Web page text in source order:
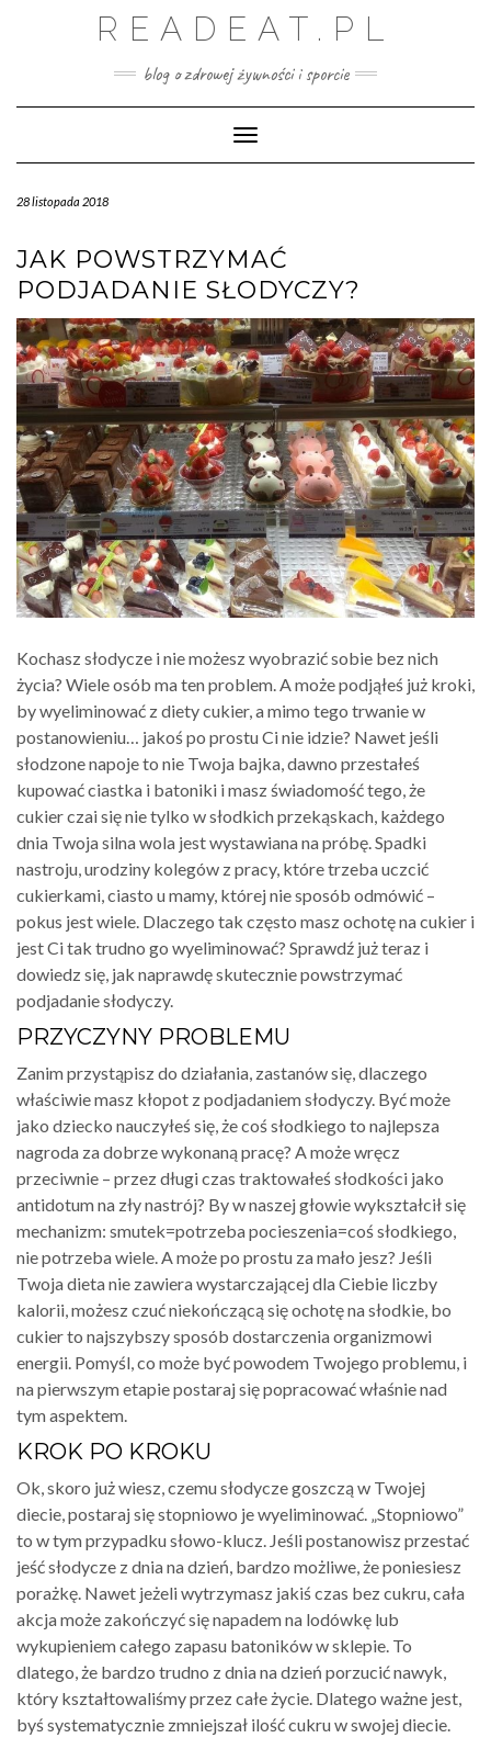
READEAT.PL
blog o zdrowej żywności i sporcie
Toggle Navigation
28 listopada 2018
JAK POWSTRZYMAĆ
PODJADANIE SŁODYCZY?
Kochasz słodycze i nie możesz wyobrazić sobie bez nich
życia? Wiele osób ma ten problem. A może podjąłeś już kroki,
by wyeliminować z diety cukier, a mimo tego trwanie w
postanowieniu… jakoś po prostu Ci nie idzie? Nawet jeśli
słodzone napoje to nie Twoja bajka, dawno przestałeś
kupować ciastka i batoniki i masz świadomość tego, że
cukier czai się nie tylko w słodkich przekąskach, każdego
dnia Twoja silna wola jest wystawiana na próbę. Spadki
nastroju, urodziny kolegów z pracy, które trzeba uczcić
cukierkami, ciasto u mamy, której nie sposób odmówić –
pokus jest wiele. Dlaczego tak często masz ochotę na cukier i
jest Ci tak trudno go wyeliminować? Sprawdź już teraz i
dowiedz się, jak naprawdę skutecznie powstrzymać
podjadanie słodyczy.
PRZYCZYNY PROBLEMU
Zanim przystąpisz do działania, zastanów się, dlaczego
właściwie masz kłopot z podjadaniem słodyczy. Być może
jako dziecko nauczyłeś się, że coś słodkiego to najlepsza
nagroda za dobrze wykonaną pracę? A może wręcz
przeciwnie – przez długi czas traktowałeś słodkości jako
antidotum na zły nastrój? By w naszej głowie wykształcił się
mechanizm: smutek=potrzeba pocieszenia=coś słodkiego,
nie potrzeba wiele. A może po prostu za mało jesz? Jeśli
Twoja dieta nie zawiera wystarczającej dla Ciebie liczby
kalorii, możesz czuć niekończącą się ochotę na słodkie, bo
cukier to najszybszy sposób dostarczenia organizmowi
energii. Pomyśl, co może być powodem Twojego problemu, i
na pierwszym etapie postaraj się popracować właśnie nad
tym aspektem.
KROK PO KROKU
Ok, skoro już wiesz, czemu słodycze goszczą w Twojej
diecie, postaraj się stopniowo je wyeliminować. „Stopniowo”
to w tym przypadku słowo-klucz. Jeśli postanowisz przestać
jeść słodycze z dnia na dzień, bardzo możliwe, że poniesiesz
porażkę. Nawet jeżeli wytrzymasz jakiś czas bez cukru, cała
akcja może zakończyć się napadem na lodówkę lub
wykupieniem całego zapasu batoników w sklepie. To
dlatego, że bardzo trudno z dnia na dzień porzucić nawyk,
który kształtowaliśmy przez całe życie. Dlatego ważne jest,
byś systematycznie zmniejszał ilość cukru w swojej diecie.